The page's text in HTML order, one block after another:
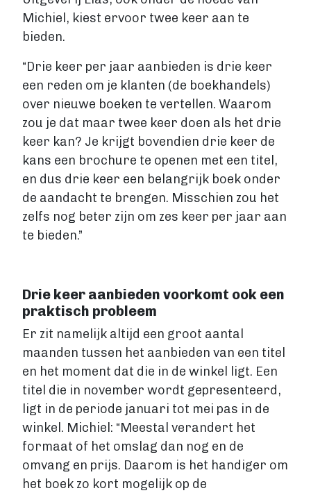
Michiel, kiest ervoor twee keer aan te
bieden.
“Drie keer per jaar aanbieden is drie keer
een reden om je klanten (de boekhandels)
over nieuwe boeken te vertellen. Waarom
zou je dat maar twee keer doen als het drie
keer kan? Je krijgt bovendien drie keer de
kans een brochure te openen met een titel,
en dus drie keer een belangrijk boek onder
de aandacht te brengen. Misschien zou het
zelfs nog beter zijn om zes keer per jaar aan
te bieden.”
Drie keer aanbieden voorkomt ook een
praktisch probleem
Er zit namelijk altijd een groot aantal
maanden tussen het aanbieden van een titel
en het moment dat die in de winkel ligt. Een
titel die in november wordt gepresenteerd,
ligt in de periode januari tot mei pas in de
winkel. Michiel: “Meestal verandert het
formaat of het omslag dan nog en de
omvang en prijs. Daarom is het handiger om
het boek zo kort mogelijk op de